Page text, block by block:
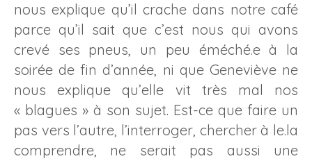
nous explique qu’il crache dans notre café
parce qu’il sait que c’est nous qui avons
crevé ses pneus, un peu éméché.e à la
soirée de fin d’année, ni que Geneviève ne
nous explique qu’elle vit très mal nos
« blagues » à son sujet. Est-ce que faire un
pas vers l’autre, l’interroger, chercher à le.la
comprendre, ne serait pas aussi une